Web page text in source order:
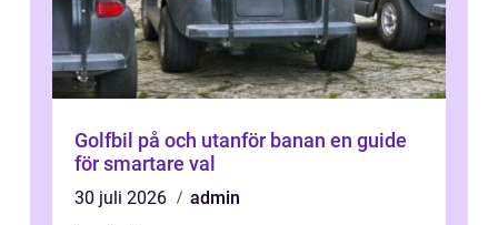
Golfbil på och utanför banan en guide
för smartare val
30 juli 2026
admin